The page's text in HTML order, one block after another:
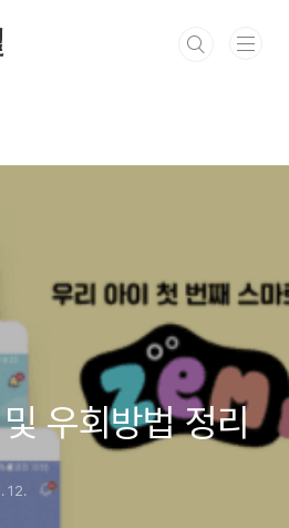
우회방법 정리
12.